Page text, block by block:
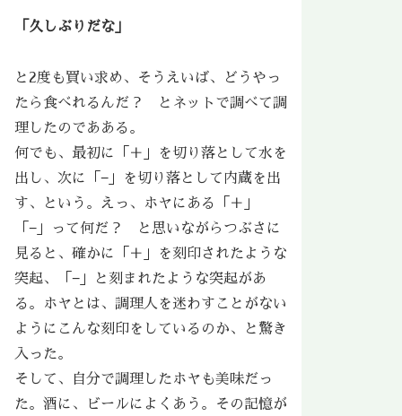
「久しぶりだな」
と2度も買い求め、そうえいば、どうやっ
たら食べれるんだ？ とネットで調べて調
理したのであある。
何でも、最初に「＋」を切り落として水を
出し、次に「−」を切り落として内蔵を出
す、という。えっ、ホヤにある「＋」
「−」って何だ？ と思いながらつぶさに
見ると、確かに「＋」を刻印されたような
突起、「−」と刻まれたような突起があ
る。ホヤとは、調理人を迷わすことがない
ようにこんな刻印をしているのか、と驚き
入った。
そして、自分で調理したホヤも美味だっ
た。酒に、ビールによくあう。その記憶が